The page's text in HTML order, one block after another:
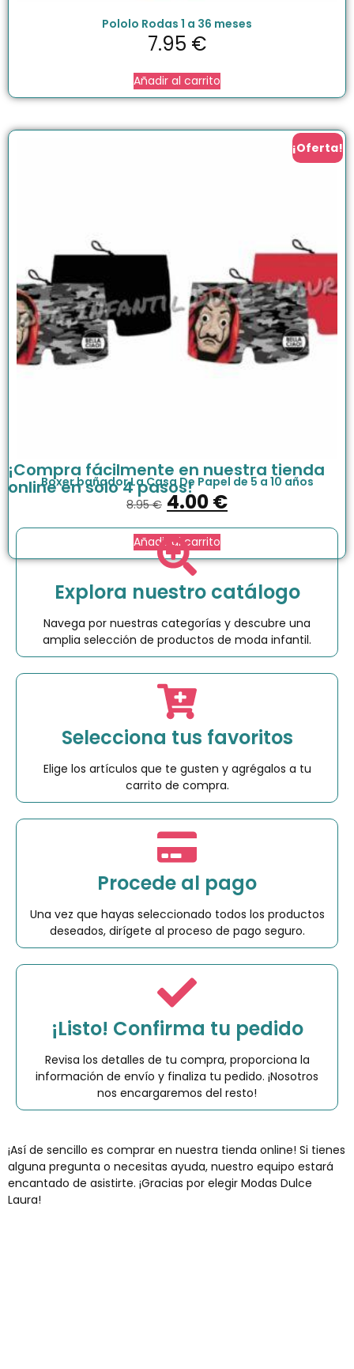
Pololo Rodas 1 a 36 meses
7.95 €
Añadir al carrito
¡Oferta!
Boxer bañador La Casa De Papel de 5 a 10 años
8.95€ 4.00€
Añadir al carrito
¡Compra fácilmente en nuestra tienda
online en solo 4 pasos!
Explora nuestro catálogo
Navega por nuestras categorías y descubre una
amplia selección de productos de moda infantil.
Selecciona tus favoritos
Elige los artículos que te gusten y agrégalos a tu
carrito de compra.
Procede al pago
Una vez que hayas seleccionado todos los productos
deseados, dirígete al proceso de pago seguro.
¡Listo! Confirma tu pedido
Revisa los detalles de tu compra, proporciona la
información de envío y finaliza tu pedido. ¡Nosotros
nos encargaremos del resto!
¡Así de sencillo es comprar en nuestra tienda online! Si tienes
alguna pregunta o necesitas ayuda, nuestro equipo estará
encantado de asistirte. ¡Gracias por elegir Modas Dulce
Laura!